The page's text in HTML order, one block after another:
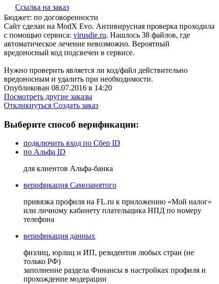
Ссылка на заказ
Бюджет: по договоренности
Сайт сделан на ModX Evo. Антивирусная проверка проходила
с помощью сервиса: virusdie.ru. Нашлось 38 файлов, где
автоматическое лечение невозможно. Вероятный
вредоносный код подсвечен в сервисе.
Нужно проверить является ли код/файл действительно
вредоносным и удалить при необходимости.
Опубликован 08.07.2016 в 14:20
Посмотреть другие заказы
Откликнуться Создать заказ
Выберите способ верификации:
подключить вход по Сбер ID
по Альфа ID
для клиентов Альфа-банка
верификация Самозанятого
привязка профиля на FL.ru к приложению «Мой налог»
или личному кабинету плательщика НПД по номеру
телефона
верификация данных
физлиц, юрлиц и ИП, резидентов любых стран (не
только РФ)
заполнение раздела Финансы в настройках профиля и
прохождение модерации